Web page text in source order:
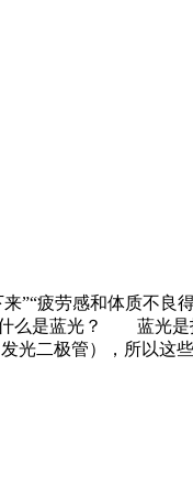
疲劳感和体质不良
是蓝光？ 蓝光是
光二极管），所以